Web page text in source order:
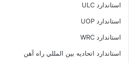
استاندارد ULC
استاندارد UOP
استاندارد WRC
استاندارد اتحاديه بين المللي راه آهن